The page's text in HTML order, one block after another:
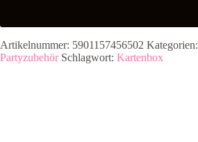
Artikelnummer: 5901157456502 Kategorien:
Partyzubehör Schlagwort: Kartenbox